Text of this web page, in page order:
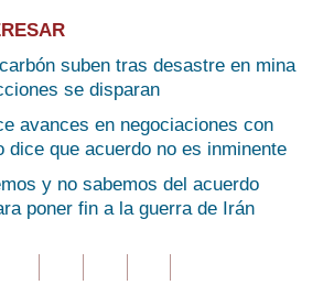
suben tras desastre en mina
se disparan
avances en negociaciones con
dice que acuerdo no es inminente
y no sabemos del acuerdo
poner fin a la guerra de Irán